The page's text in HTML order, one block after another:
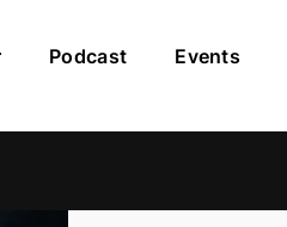
Podcast Events